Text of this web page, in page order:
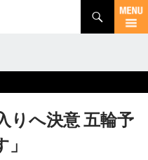
りへ決意 五輪予